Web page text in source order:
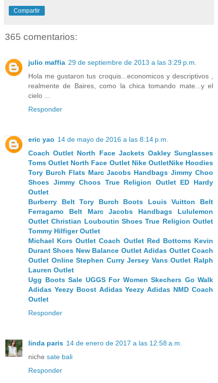
Compartir
365 comentarios:
julio maffia 29 de septiembre de 2013 a las 3:29 p.m.
Hola me gustaron tus croquis...economicos y descriptivos ,
realmente de Baires, como la chica tomando mate...y el
cielo ...
Responder
eric yao 14 de mayo de 2016 a las 8:14 p.m.
Coach Outlet North Face Jackets Oakley Sunglasses
Toms Outlet North Face Outlet Nike OutletNike Hoodies
Tory Burch Flats Marc Jacobs Handbags Jimmy Choo
Shoes Jimmy Choos True Religion Outlet ED Hardy
Outlet
Burberry Belt Tory Burch Boots
Louis Vuitton Belt
Ferragamo Belt
Marc Jacobs Handbags
Lululemon
Outlet Christian Louboutin Shoes True Religion Outlet
Tommy Hilfiger Outlet
Michael Kors Outlet Coach Outlet Red Bottoms Kevin
Durant Shoes New Balance Outlet Adidas Outlet Coach
Outlet Online Stephen Curry Jersey Vans Outlet Ralph
Lauren Outlet
Ugg Boots Sale UGGS For Women Skechers Go Walk
Adidas Yeezy Boost Adidas Yeezy Adidas NMD Coach
Outlet
Responder
linda paris 14 de enero de 2017 a las 12:58 a.m.
niche sate bali
Responder